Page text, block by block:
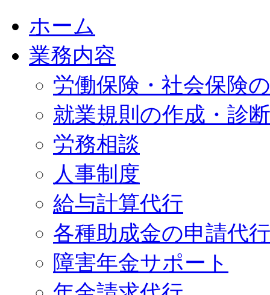
ホーム
業務内容
労働保険・社会保険
就業規則の作成・診断
労務相談
人事制度
給与計算代行
各種助成金の申請代行
障害年金サポート